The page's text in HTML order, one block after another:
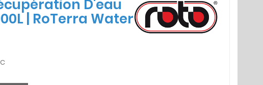
D'eau
| RoTerra Water